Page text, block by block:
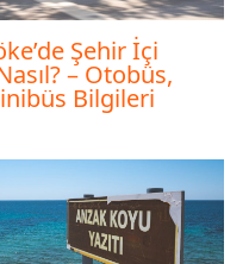
Şehir İçi
– Otobüs,
Bilgileri